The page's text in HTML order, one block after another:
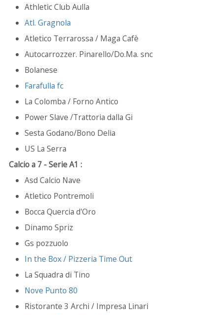
Athletic Club Aulla
Atl. Gragnola
Atletico Terrarossa / Maga Cafè
Autocarrozzer. Pinarello/Do.Ma. snc
Bolanese
Farafulla fc
La Colomba / Forno Antico
Power Slave /Trattoria dalla Gi
Sesta Godano/Bono Delia
US La Serra
Calcio a 7 - Serie A1 :
Asd Calcio Nave
Atletico Pontremoli
Bocca Quercia d'Oro
Dinamo Spriz
Gs pozzuolo
In the Box / Pizzeria Time Out
La Squadra di Tino
Nove Punto 80
Ristorante 3 Archi / Impresa Linari